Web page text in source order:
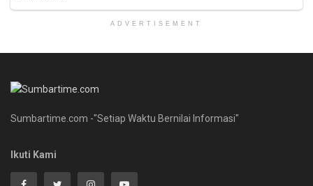
ADVERTISEMENT
Sumbartime.com -"Setiap Waktu Bernilai Informasi"
Ikuti Kami